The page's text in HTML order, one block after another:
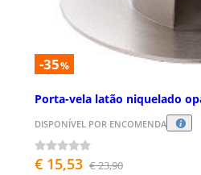
-35%
Porta-vela latão niquelado
DISPONÍVEL POR ENCOMENDA
€ 15,53 € 23,90